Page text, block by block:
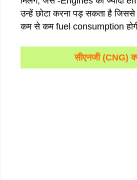
उन्हें छोटा करना पड़ सकता है
कम से कम fuel consumption
सीएनजी (CNG)